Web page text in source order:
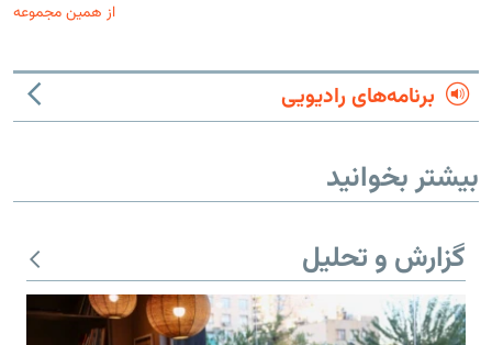
از همین مجموعه
برنامه‌های رادیویی
بیشتر بخوانید
گزارش و تحلیل